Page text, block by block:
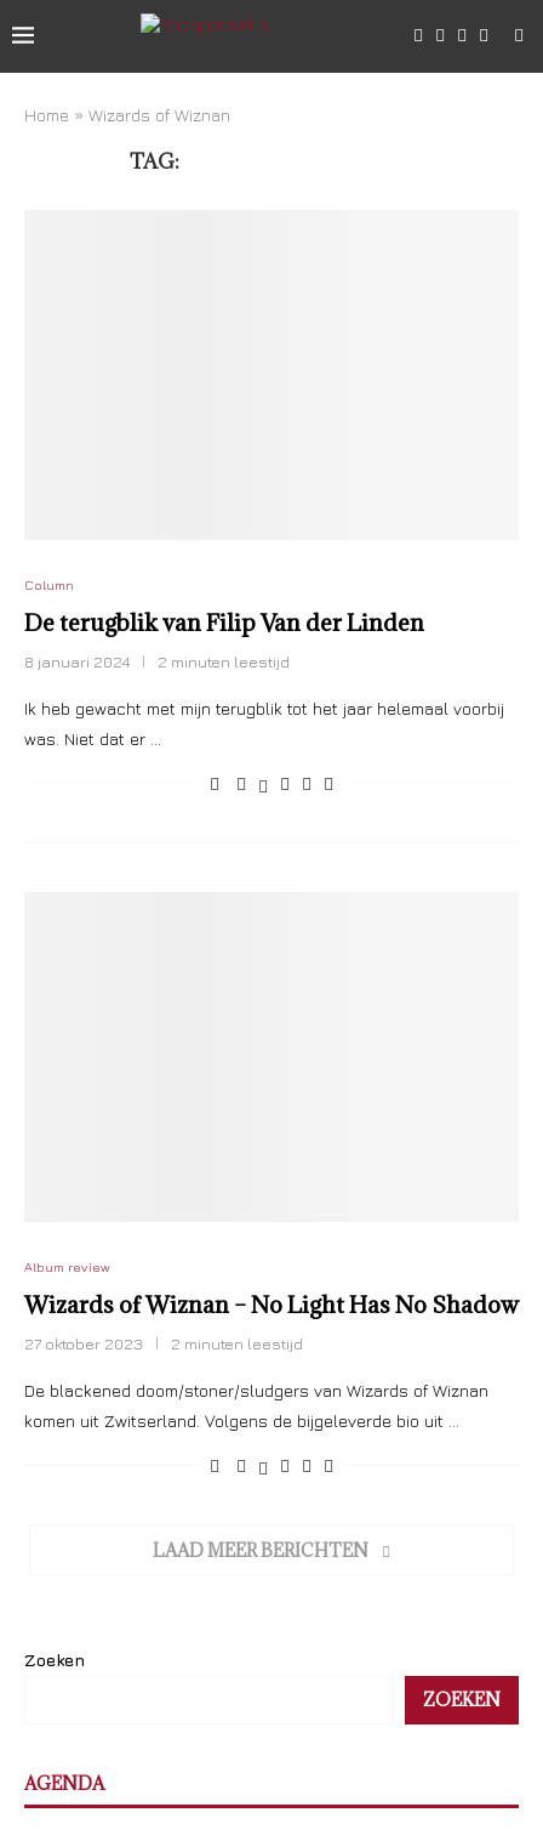
Home » Wizards of Wiznan
TAG:
Column
De terugblik van Filip Van der Linden
8 januari 2024 2 minuten leestijd
Ik heb gewacht met mijn terugblik tot het jaar helemaal voorbij
was. Niet dat er …
Album review
Wizards of Wiznan – No Light Has No Shadow
27 oktober 2023 2 minuten leestijd
De blackened doom/stoner/sludgers van Wizards of Wiznan
komen uit Zwitserland. Volgens de bijgeleverde bio uit …
LAAD MEER BERICHTEN
Zoeken
ZOEKEN
AGENDA